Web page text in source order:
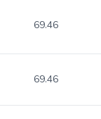
69.46
69.46